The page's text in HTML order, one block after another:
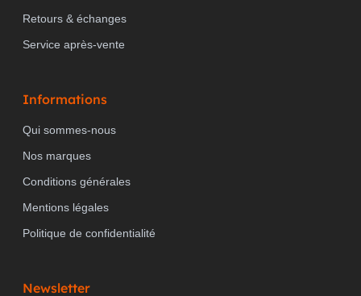
Retours & échanges
Service après-vente
Informations
Qui sommes-nous
Nos marques
Conditions générales
Mentions légales
Politique de confidentialité
Newsletter